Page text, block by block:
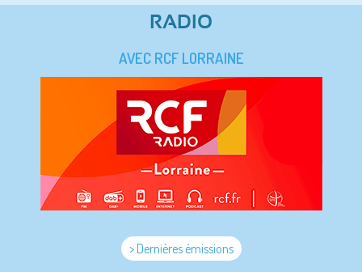
RADIO
AVEC RCF LORRAINE
> Dernières émissions